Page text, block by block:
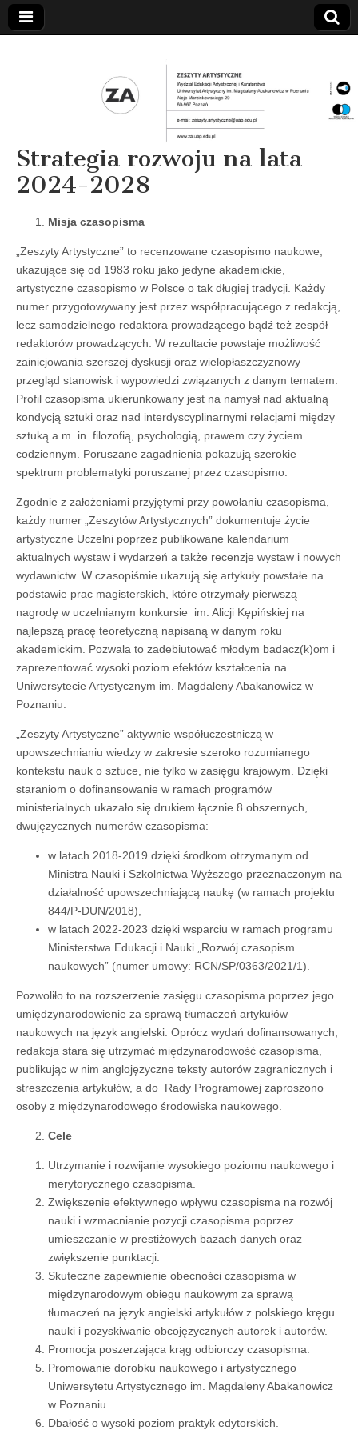
Strategia rozwoju na lata
2024-2028
Misja czasopisma
„Zeszyty Artystyczne” to recenzowane czasopismo naukowe,
ukazujące się od 1983 roku jako jedyne akademickie,
artystyczne czasopismo w Polsce o tak długiej tradycji. Każdy
numer przygotowywany jest przez współpracującego z redakcją,
lecz samodzielnego redaktora prowadzącego bądź też zespół
redaktorów prowadzących. W rezultacie powstaje możliwość
zainicjowania szerszej dyskusji oraz wielopłaszczyznowy
przegląd stanowisk i wypowiedzi związanych z danym tematem.
Profil czasopisma ukierunkowany jest na namysł nad aktualną
kondycją sztuki oraz nad interdyscyplinarnymi relacjami między
sztuką a m. in. filozofią, psychologią, prawem czy życiem
codziennym. Poruszane zagadnienia pokazują szerokie
spektrum problematyki poruszanej przez czasopismo.
Zgodnie z założeniami przyjętymi przy powołaniu czasopisma,
każdy numer „Zeszytów Artystycznych” dokumentuje życie
artystyczne Uczelni poprzez publikowane kalendarium
aktualnych wystaw i wydarzeń a także recenzje wystaw i nowych
wydawnictw. W czasopiśmie ukazują się artykuły powstałe na
podstawie prac magisterskich, które otrzymały pierwszą
nagrodę w uczelnianym konkursie im. Alicji Kępińskiej na
najlepszą pracę teoretyczną napisaną w danym roku
akademickim. Pozwala to zadebiutować młodym badacz(k)om i
zaprezentować wysoki poziom efektów kształcenia na
Uniwersytecie Artystycznym im. Magdaleny Abakanowicz w
Poznaniu.
„Zeszyty Artystyczne” aktywnie współuczestniczą w
upowszechnianiu wiedzy w zakresie szeroko rozumianego
kontekstu nauk o sztuce, nie tylko w zasięgu krajowym. Dzięki
staraniom o dofinansowanie w ramach programów
ministerialnych ukazało się drukiem łącznie 8 obszernych,
dwujęzycznych numerów czasopisma:
w latach 2018-2019 dzięki środkom otrzymanym od
Ministra Nauki i Szkolnictwa Wyższego przeznaczonym na
działalność upowszechniającą naukę (w ramach projektu
844/P-DUN/2018),
w latach 2022-2023 dzięki wsparciu w ramach programu
Ministerstwa Edukacji i Nauki „Rozwój czasopism
naukowych” (numer umowy: RCN/SP/0363/2021/1).
Pozwoliło to na rozszerzenie zasięgu czasopisma poprzez jego
umiędzynarodowienie za sprawą tłumaczeń artykułów
naukowych na język angielski. Oprócz wydań dofinansowanych,
redakcja stara się utrzymać międzynarodowość czasopisma,
publikując w nim anglojęzyczne teksty autorów zagranicznych i
streszczenia artykułów, a do Rady Programowej zaproszono
osoby z międzynarodowego środowiska naukowego.
Cele
Utrzymanie i rozwijanie wysokiego poziomu naukowego i
merytorycznego czasopisma.
Zwiększenie efektywnego wpływu czasopisma na rozwój
nauki i wzmacnianie pozycji czasopisma poprzez
umieszczanie w prestiżowych bazach danych oraz
zwiększenie punktacji.
Skuteczne zapewnienie obecności czasopisma w
międzynarodowym obiegu naukowym za sprawą
tłumaczeń na język angielski artykułów z polskiego kręgu
nauki i pozyskiwanie obcojęzycznych autorek i autorów.
Promocja poszerzająca krąg odbiorczy czasopisma.
Promowanie dorobku naukowego i artystycznego
Uniwersytetu Artystycznego im. Magdaleny Abakanowicz
w Poznaniu.
Dbałość o wysoki poziom praktyk edytorskich.